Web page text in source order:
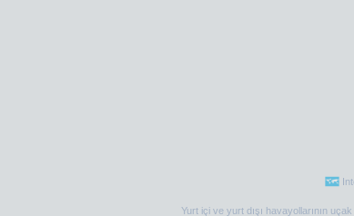
Yurt içi ve yurt dışı havayollarının